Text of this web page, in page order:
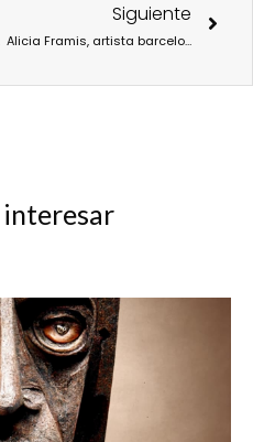
Siguiente
Alicia Framis, artista barcelonesa multidisciplinar, protagonizará la primera boda entre una mujer y una IA
interesar